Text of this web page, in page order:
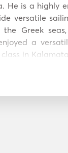
He is a highly
versatile
Greek
a
in
Dimitris